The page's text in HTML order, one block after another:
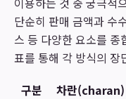
단순히 판매 금액과 수
스 등 다양한 요소를 종
표를 통해 각 방식의 장
구분
차란(charan)